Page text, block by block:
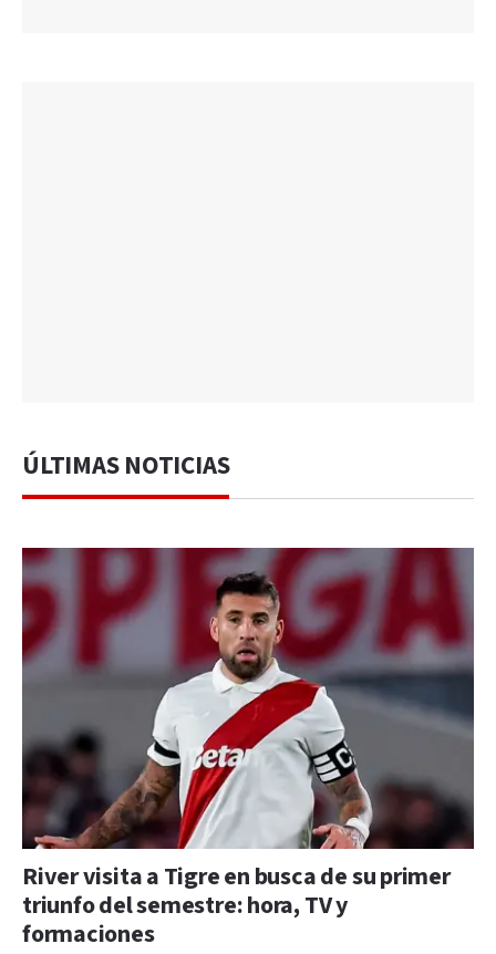
ÚLTIMAS NOTICIAS
River visita a Tigre en busca de su primer
triunfo del semestre: hora, TV y
formaciones